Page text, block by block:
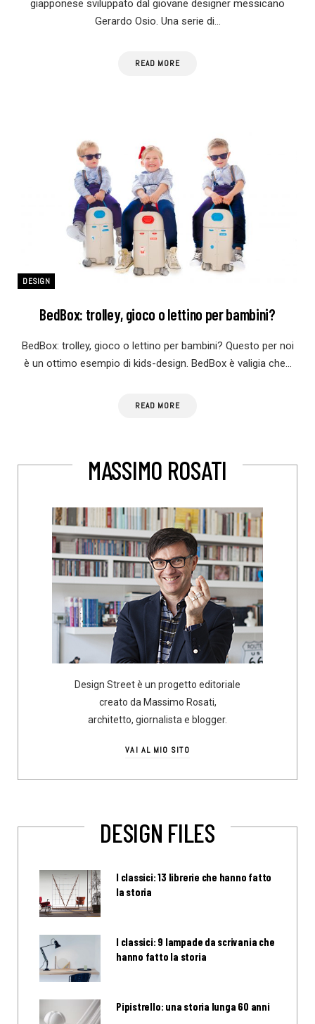
giapponese sviluppato dal giovane designer messicano
Gerardo Osio. Una serie di…
READ MORE
DESIGN
BedBox: trolley, gioco o lettino per bambini?
BedBox: trolley, gioco o lettino per bambini? Questo per noi
è un ottimo esempio di kids-design. BedBox è valigia che…
READ MORE
MASSIMO ROSATI
Design Street è un progetto editoriale
creato da Massimo Rosati,
architetto, giornalista e blogger.
VAI AL MIO SITO
DESIGN FILES
I classici: 13 librerie che hanno fatto
la storia
I classici: 9 lampade da scrivania che
hanno fatto la storia
Pipistrello: una storia lunga 60 anni